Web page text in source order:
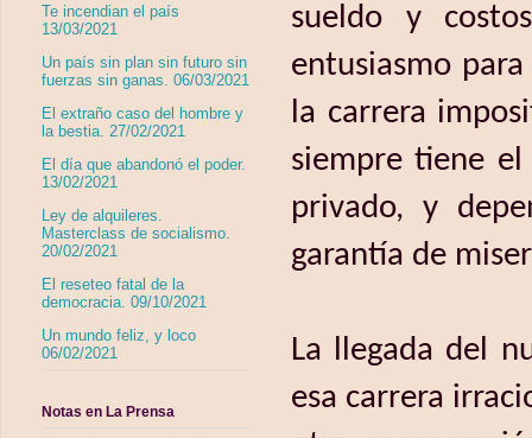
sueldo y
entusiasmo
la carrera
siempre tiene
privado, y
garantía de
La llegada del
esa carrera
Te incendian el país
13/03/2021
Un país sin plan sin futuro sin
fuerzas sin ganas. 06/03/2021
El extraño caso del hombre y
la bestia. 27/02/2021
El día que abandonó el poder.
13/02/2021
Ley de alquileres.
Masterclass de socialismo.
20/02/2021
El reseteo fatal de la
democracia. 09/10/2021
Un mundo feliz, y loco
06/02/2021
Notas en La Prensa